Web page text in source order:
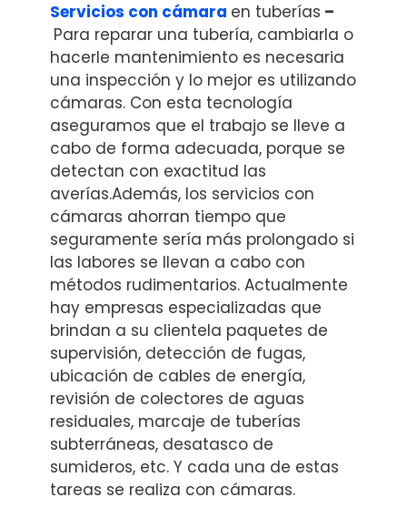
Servicios con cámara en tuberías –
Para reparar una tubería, cambiarla o
hacerle mantenimiento es necesaria
una inspección y lo mejor es utilizando
cámaras. Con esta tecnología
aseguramos que el trabajo se lleve a
cabo de forma adecuada, porque se
detectan con exactitud las
averías.Además, los servicios con
cámaras ahorran tiempo que
seguramente sería más prolongado si
las labores se llevan a cabo con
métodos rudimentarios. Actualmente
hay empresas especializadas que
brindan a su clientela paquetes de
supervisión, detección de fugas,
ubicación de cables de energía,
revisión de colectores de aguas
residuales, marcaje de tuberías
subterráneas, desatasco de
sumideros, etc. Y cada una de estas
tareas se realiza con cámaras.